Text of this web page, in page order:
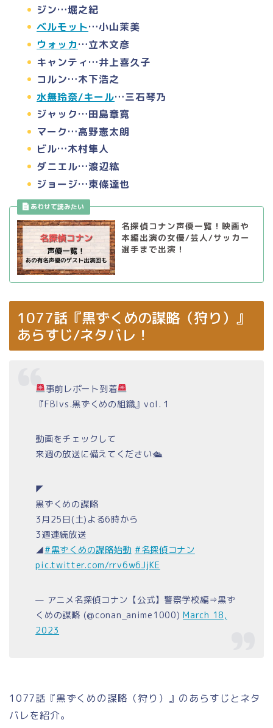
ジン…堀之紀
ベルモット…小山茉美
ウォッカ…立木文彦
キャンティ…井上喜久子
コルン…木下浩之
水無玲奈/キール…三石琴乃
ジャック…田島章寛
マーク…高野憲太朗
ビル…木村隼人
ダニエル…渡辺紘
ジョージ…東條達也
名探偵コナン声優一覧！映画や
本編出演の女優/芸人/サッカー
選手まで出演！
1077話『黒ずくめの謀略（狩り）』
あらすじ/ネタバレ！
事前レポート到着
『FBIvs.黒ずくめの組織』vol.１
動画をチェックして
来週の放送に備えてください🛳
◤
黒ずくめの謀略
3月25日(土)よる6時から
3週連続放送
◢#黒ずくめの謀略始動 #名探偵コナン
pic.twitter.com/rrv6w6JjKE
— アニメ名探偵コナン【公式】警察学校編⇒黒ず
くめの謀略 (@conan_anime1000)March 18,
2023
1077話『黒ずくめの謀略（狩り）』のあらすじとネタ
バレを紹介。